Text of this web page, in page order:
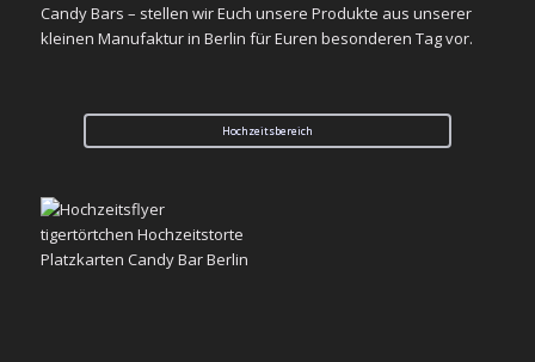
Candy Bars – stellen wir Euch unsere Produkte aus unserer
kleinen Manufaktur in Berlin für Euren besonderen Tag vor.
Hochzeitsbereich